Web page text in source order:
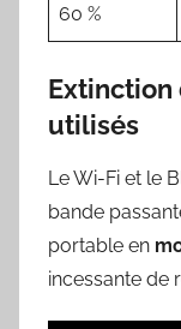
60 %
Extinction
utilisés
Le Wi-Fi et le
bande
portable en
incessante de